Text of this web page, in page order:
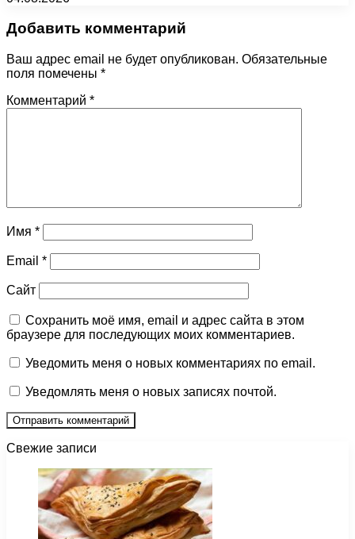
Добавить комментарий
Ваш адрес email не будет опубликован. Обязательные
поля помечены *
Комментарий *
Имя *
Email *
Сайт
Сохранить моё имя, email и адрес сайта в этом
браузере для последующих моих комментариев.
Уведомить меня о новых комментариях по email.
Уведомлять меня о новых записях почтой.
Свежие записи